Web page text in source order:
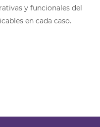
y funcionales del
en cada caso.